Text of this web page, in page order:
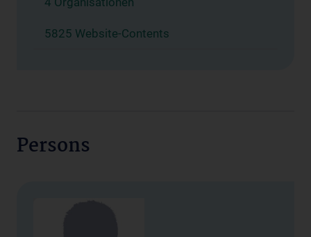
5825 Website-Contents
Persons